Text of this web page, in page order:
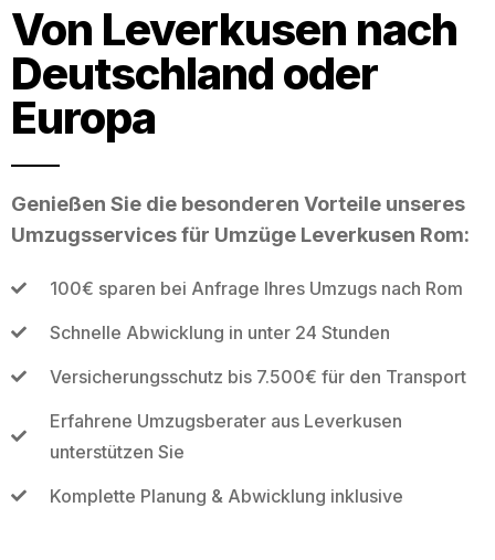
Von Leverkusen nach
Deutschland oder
Europa
Genießen Sie die besonderen Vorteile unseres
Umzugsservices für Umzüge Leverkusen Rom:
100€ sparen bei Anfrage Ihres Umzugs nach Rom
Schnelle Abwicklung in unter 24 Stunden
Versicherungsschutz bis 7.500€ für den Transport
Erfahrene Umzugsberater aus Leverkusen
unterstützen Sie
Komplette Planung & Abwicklung inklusive